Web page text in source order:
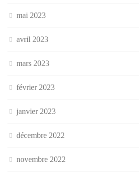
mai 2023
avril 2023
mars 2023
février 2023
janvier 2023
décembre 2022
novembre 2022